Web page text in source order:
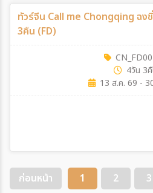
ทัวร์จีน Call me Chongqing ฉง
3คืน (FD)
4วัน 3
13 ส.ค. 69 -
ก่อนหน้า 1 2 3